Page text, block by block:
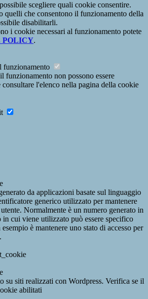
scegliere quali cookie consentire.
quelli che consentono il funzionamento della
disabilitarli.
i cookie necessari al funzionamento potete
POLICY.
funzionamento
funzionamento non possono essere
l'elenco nella pagina della cookie
da applicazioni basate sul linguaggio
generico utilizzato per mantenere
Normalmente è un numero generato in
in cui viene utilizzato può essere specifico
è mantenere uno stato di accesso per
su siti realizzati con Wordpress. Verifica se il
abilitati